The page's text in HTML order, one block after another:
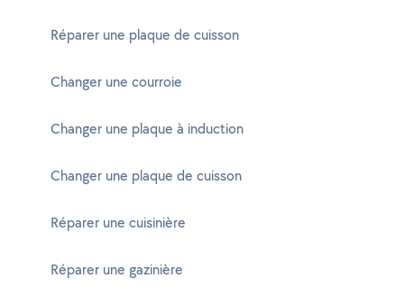
Réparer une plaque de cuisson
Changer une courroie
Changer une plaque à induction
Changer une plaque de cuisson
Réparer une cuisinière
Réparer une gazinière